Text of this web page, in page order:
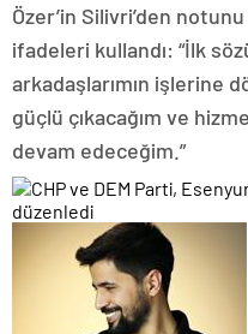
Özer’in Silivri’den
ifadeleri kullandı: “İlk
arkadaşlarımın işlerine
güçlü çıkacağım ve
devam edeceğim.”